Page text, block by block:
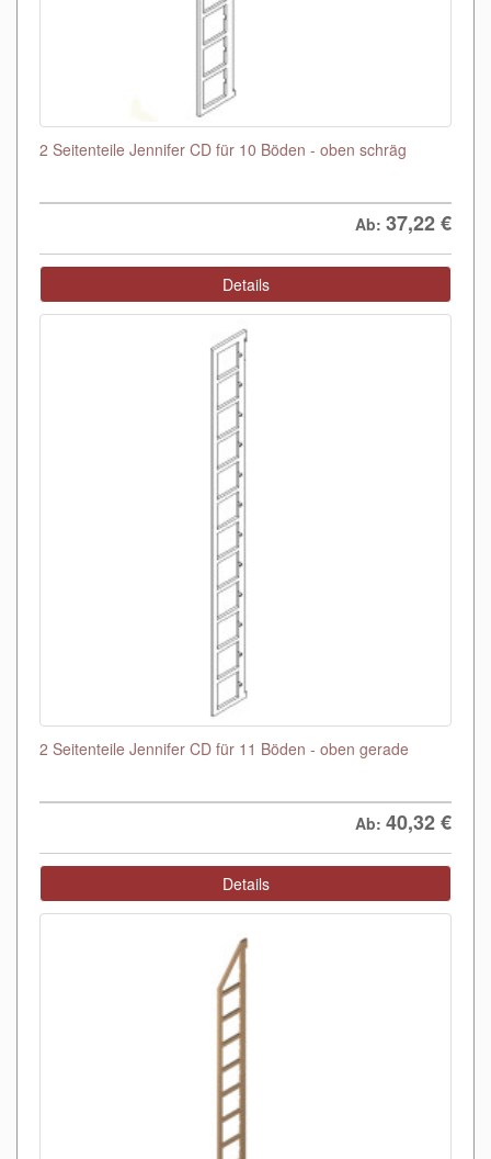
2 Seitenteile Jennifer CD für 10 Böden - oben schräg
Ab: 37,22€
Details
2 Seitenteile Jennifer CD für 11 Böden - oben gerade
Ab: 40,32€
Details